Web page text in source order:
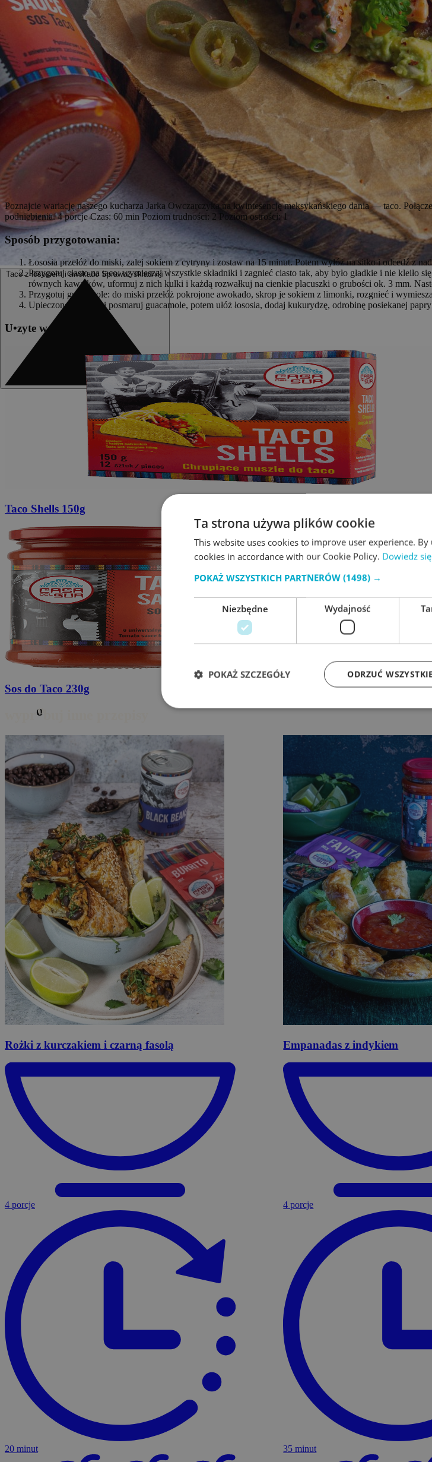
Taco z łososiem i awokado Sprawdź składniki
Poznajcie wariację naszego kucharza Jarka Owczarczyka na kwintesencję meksykańskiego dania — taco.
podniebienia. 4 porcje Czas: 60 min Poziom trudności: 2 Poziom ostrości: 1
Sposób przygotowania:
Łososia przełóż do miski, zalej sokiem z cytryny i zostaw na 15 minut. Potem wyłóż na sitko i odcedź z
Przygotuj ciasto na taco: wymieszaj wszystkie składniki i zagnieć ciasto tak, aby było gładkie i nie
równych kawałków, uformuj z nich kulki i każdą rozwałkuj na cienkie placuszki o grubości ok. 3 mm.
Przygotuj guacamole: do miski przełóż pokrojone awokado, skrop je sokiem z limonki, rozgnieć i
Upieczone placuszki posmaruj guacamole, potem ułóż łososia, dodaj kukurydzę, odrobinę posiekanej
U•zyte w przepisie
Taco Shells 150g
Sos do Taco 230g
o
Rożki z kurczakiem i czarną fasolą
4 porcje
20 minut
Empanadasz indykiem
4 porcje
35 minut
Ta strona używa plików cookie
This website uses cookies to improve user experience.
cookies in accordance with our Cookie Policy. Dowiedz
POKAŻ WSZYSTKICH PARTNERÓW (1498) →
Niezbędne Wydajność
ODRZUĆ WSZYSTKIE
POKAŻ SZCZEGÓŁY